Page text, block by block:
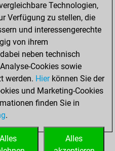
Tactics
tactics
in
ranked
Technologien,
Verfügung zu stellen, die
und interessengerechte
von ihrem
neben technisch
Cookies sowie
werden. Hierkönnen Sie der
und Marketing-Cookies
finden Sie in
.
Alles
Alles